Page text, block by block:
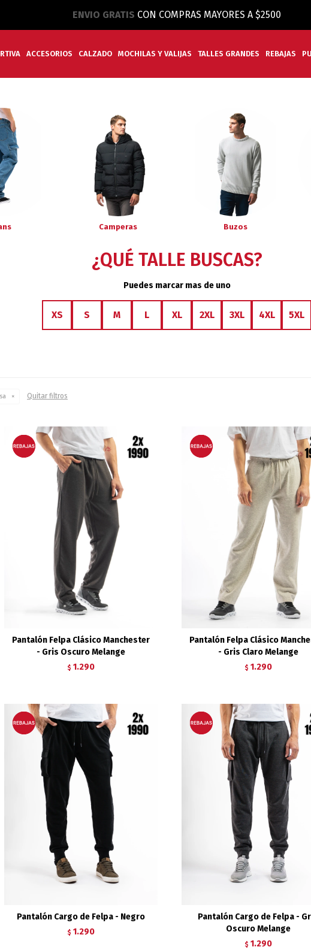
ENVIO GRATIS CON COMPRAS MAYORES A $2500
ACCESORIOS CALZADO MOCHILAS Y VALIJAS TALLES GRANDES REBAJAS
Camperas Buzos
¿QUÉ TALLE BUSCAS?
Puedes marcar mas de uno
XS S M L XL 2XL 3XL 4XL 5XL
Quitar filtros
Pantalón Felpa Clásico Manchester
- Gris Oscuro Melange
$ 1.290
Pantalón Felpa Clásico
- Gris Claro Melange
$ 1.290
Pantalón Cargo de Felpa - Negro
$ 1.290
Pantalón Cargo de Felpa -
Oscuro Melange
$ 1.290